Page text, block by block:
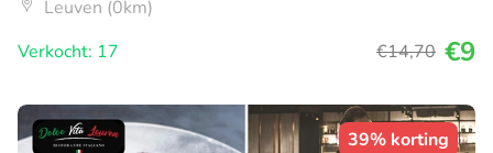
Leuven (0km)
Verkocht: 17
€14,70 €9
39% korting